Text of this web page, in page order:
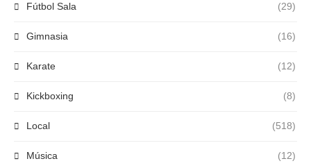
Fútbol Sala (29)
Gimnasia (16)
Karate (12)
Kickboxing (8)
Local (518)
Música (12)